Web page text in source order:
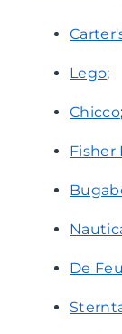
Lego;
Chicco;
Fisher
De